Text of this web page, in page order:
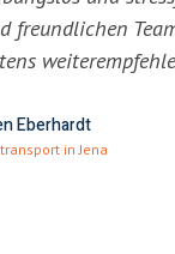
freundlichen
Eberhardt
in Jena